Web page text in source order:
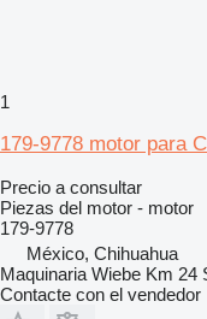
1
179-9778 motor para
Precio a consultar
Piezas del motor - motor
179-9778
México, Chihuahua
Maquinaria Wiebe Km 24
Contacte con el vendedor